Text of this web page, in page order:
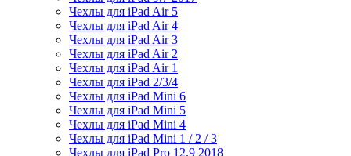
Чехлы для iPad Air 5
Чехлы для iPad Air 4
Чехлы для iPad Air 3
Чехлы для iPad Air 2
Чехлы для iPad Air 1
Чехлы для iPad 2/3/4
Чехлы для iPad Mini 6
Чехлы для iPad Mini 5
Чехлы для iPad Mini 4
Чехлы для iPad Mini 1 / 2 / 3
Чехлы для iPad Pro 12.9 2018